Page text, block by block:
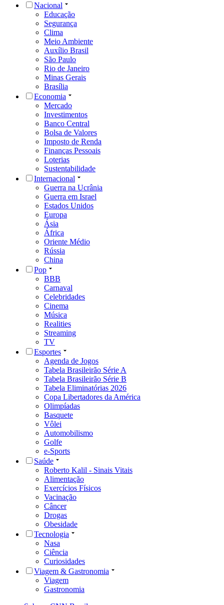
Nacional
Educação
Segurança
Clima
Meio Ambiente
Auxílio Brasil
São Paulo
Rio de Janeiro
Minas Gerais
Brasília
Economia
Mercado
Investimentos
Banco Central
Bolsa de Valores
Imposto de Renda
Finanças Pessoais
Loterias
Sustentabilidade
Internacional
Guerra na Ucrânia
Guerra em Israel
Estados Unidos
Europa
Ásia
África
Oriente Médio
Rússia
China
Pop
BBB
Carnaval
Celebridades
Cinema
Música
Realities
Streaming
TV
Esportes
Agenda de Jogos
Tabela Brasileirão Série A
Tabela Brasileirão Série B
Tabela Eliminatórias 2026
Copa Libertadores da América
Olimpíadas
Basquete
Vôlei
Automobilismo
Golfe
e-Sports
Saúde
Roberto Kalil - Sinais Vitais
Alimentação
Exercícios Físicos
Vacinação
Câncer
Drogas
Obesidade
Tecnologia
Nasa
Ciência
Curiosidades
Viagem & Gastronomia
Viagem
Gastronomia